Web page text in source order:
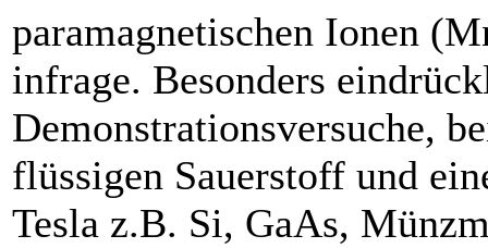
paramagnetischen Ionen
infrage. Besonders
Demonstrationsversuche,
flüssigen Sauerstoff und
Tesla z.B. Si, GaAs,